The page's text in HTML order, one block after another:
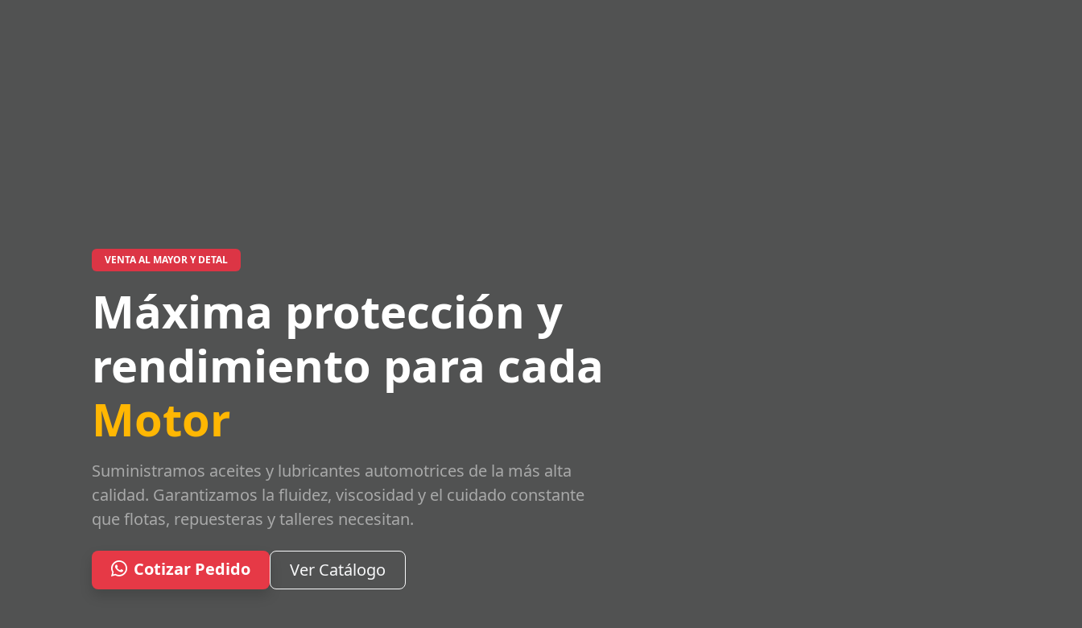
VENTA AL MAYOR Y DETAL
Máxima protección y
rendimiento para cada
Motor
Suministramos aceites y lubricantes automotrices de la más alta
calidad. Garantizamos la fluidez, viscosidad y el cuidado constante
que flotas, repuesteras y talleres necesitan.
Cotizar Pedido Ver Catálogo